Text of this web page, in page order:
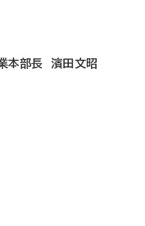
本部長 濱田文昭